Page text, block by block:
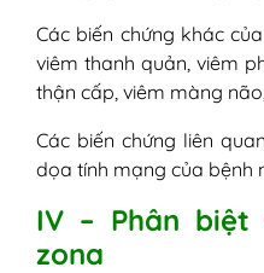
Các biến chứng khác
viêm thanh quản, viêm
thận cấp, viêm màng
Các biến chứng liên
dọa tính mạng của bệnh
IV – Phân
zona